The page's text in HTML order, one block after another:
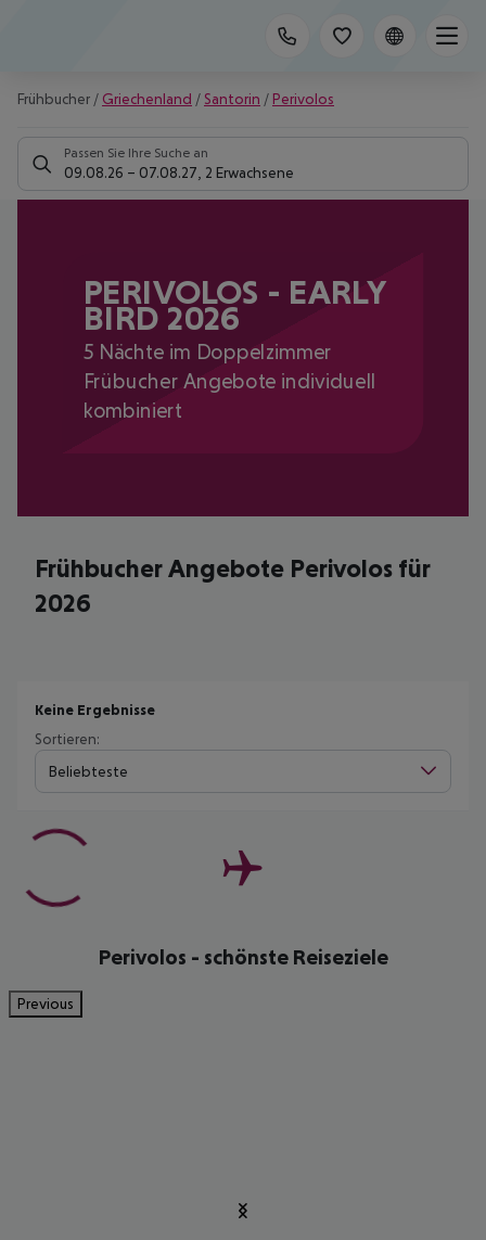
Frühbucher / Griechenland / Santorin / Perivolos
Passen Sie Ihre Suche an
09.08.26 – 07.08.27 2 Erwachsene
PERIVOLOS - EARLY
BIRD 2026
5 Nächte im Doppelzimmer
Frübucher Angebote individuell
kombiniert
Frühbucher Angebote Perivolos für
2026
Keine Ergebnisse
Sortieren:
Beliebteste
Perivolos - schönste Reiseziele
Previous